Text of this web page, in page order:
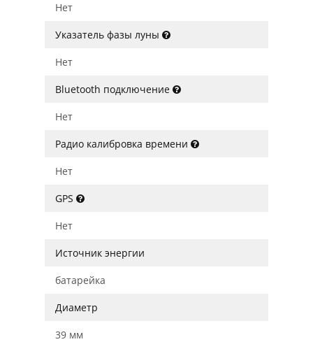
Нет
Указатель фазы луны
Нет
Bluetooth подключение
Нет
Радио калибровка времени
Нет
GPS
Нет
Источник энергии
батарейка
Диаметр
39 мм